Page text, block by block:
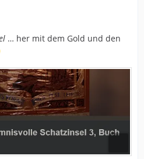
… her mit dem Gold und den